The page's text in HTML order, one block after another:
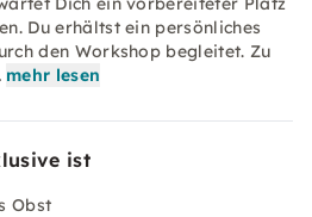
Du erhältst ein persönliches
den Workshop begleitet. Zu
mehr lesen
ist
Obst